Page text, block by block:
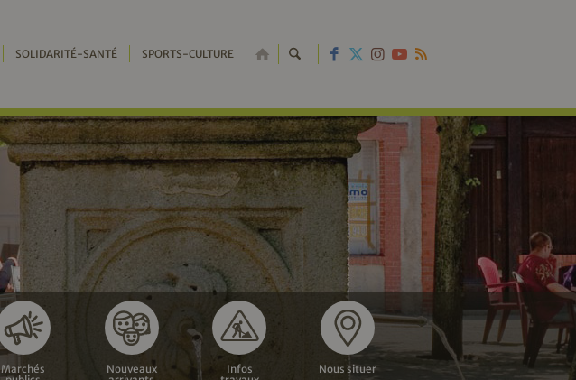
SOLIDARITÉ-SANTÉ SPORTS-CULTURE RETOUR
À
L'ACCUEIL
Marchés
Nouveaux
Infos
Nous situer